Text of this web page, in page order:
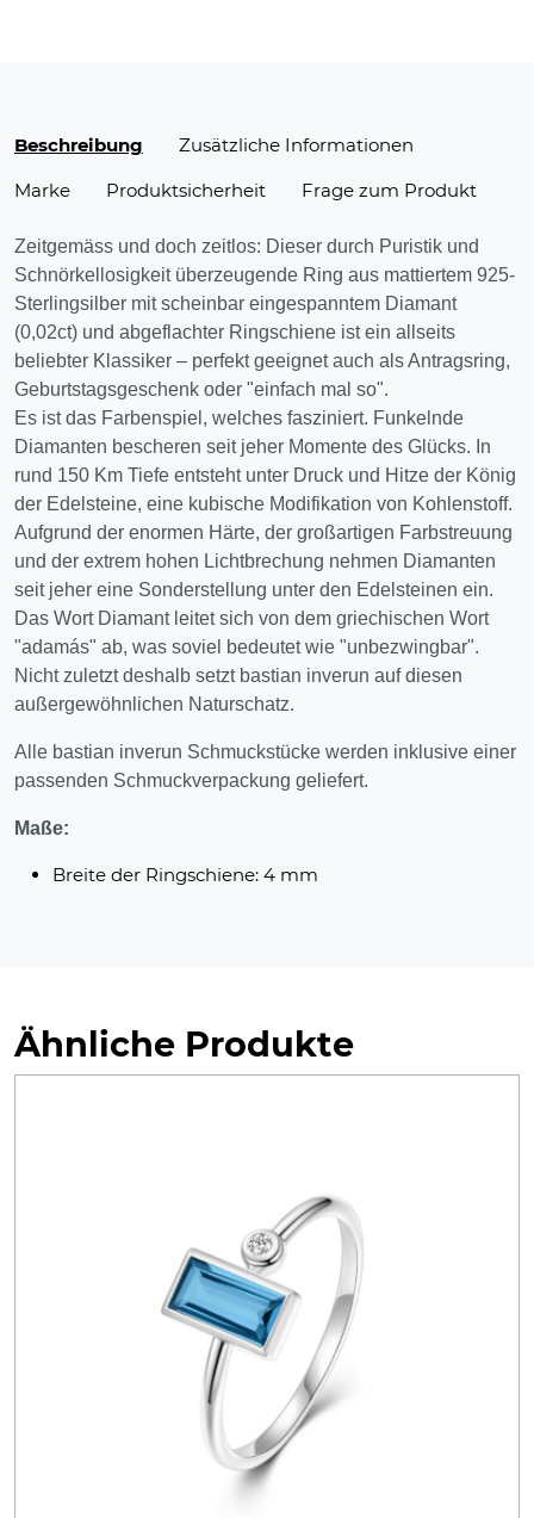
Beschreibung
Zusätzliche Informationen
Marke
Produktsicherheit Frage zum Produkt
Zeitgemäss und doch zeitlos: Dieser durch Puristik und
Schnörkellosigkeit überzeugende Ring aus mattiertem 925-
Sterlingsilber mit scheinbar eingespanntem Diamant
(0,02ct) und abgeflachter Ringschiene ist ein allseits
beliebter Klassiker – perfekt geeignet auch als Antragsring,
Geburtstagsgeschenk oder "einfach mal so".
Es ist das Farbenspiel, welches fasziniert. Funkelnde
Diamanten bescheren seit jeher Momente des Glücks. In
rund 150 Km Tiefe entsteht unter Druck und Hitze der König
der Edelsteine, eine kubische Modifikation von Kohlenstoff.
Aufgrund der enormen Härte, der großartigen Farbstreuung
und der extrem hohen Lichtbrechung nehmen Diamanten
seit jeher eine Sonderstellung unter den Edelsteinen ein.
Das Wort Diamant leitet sich von dem griechischen Wort
"adamás" ab, was soviel bedeutet wie "unbezwingbar".
Nicht zuletzt deshalb setzt bastian inverun auf diesen
außergewöhnlichen Naturschatz.
Alle bastian inverun Schmuckstücke werden inklusive einer
passenden Schmuckverpackung geliefert.
Maße:
Breite der Ringschiene: 4 mm
Ähnliche Produkte